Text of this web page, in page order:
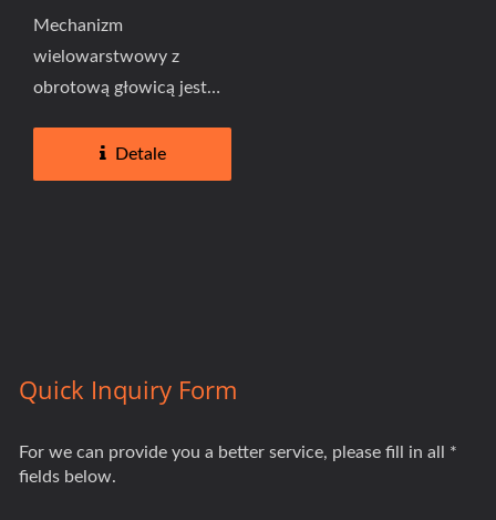
Mechanizm
wielowarstwowy z
obrotową głowicą jest
obrotowej głowicy...
Detale